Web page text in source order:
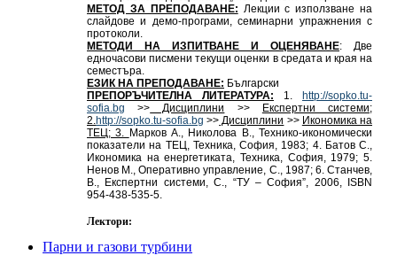
МЕТОД ЗА ПРЕПОДАВАНЕ: Лекции с използване на
слайдове и демо-програми, семинарни упражнения с
протоколи.
МЕТОДИ НА ИЗПИТВАНЕ И ОЦЕНЯВАНЕ: Две
едночасови писмени текущи оценки в средата и края на
семестъра.
ЕЗИК НА ПРЕПОДАВАНЕ: Български
ПРЕПОРЪЧИТЕЛНА ЛИТЕРАТУРА: 1. http://sopko.tu-
sofia.bg >> Дисциплини >>
Експертни системи;
2.http://sopko.tu-sofia.bg >> Дисциплини >> Икономика на
ТЕЦ; 3. Марков А., Николова В., Технико-икономически
показатели на ТЕЦ, Техника, София, 1983; 4. Батов С.,
Икономика на енергетиката, Техника, София, 1979; 5.
Ненов М., Оперативно управление, С., 1987; 6. Станчев,
В., Експертни системи, С., “ТУ – София”, 2006, ISBN
954-438-535-5.
Лектори:
Парни и газови турбини